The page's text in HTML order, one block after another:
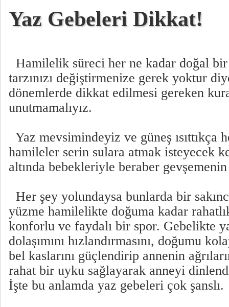
Yaz Gebeleri Dikkat!
Hamilelik süreci her ne kadar doğal
tarzınızı değiştirmenize gerek yoktur
dönemlerde dikkat edilmesi gereken
unutmamalıyız.
Yaz mevsimindeyiz ve güneş ısıttıkça
hamileler serin sulara atmak isteyecek
altında bebekleriyle beraber
Her şey yolundaysa bunlarda bir
yüzme hamilelikte doğuma kadar
konforlu ve faydalı bir spor. Gebelikte
dolaşımını hızlandırmasını, doğumu
bel kaslarını güçlendirip annenin
rahat bir uyku sağlayarak anneyi
İşte bu anlamda yaz gebeleri çok şanslı.